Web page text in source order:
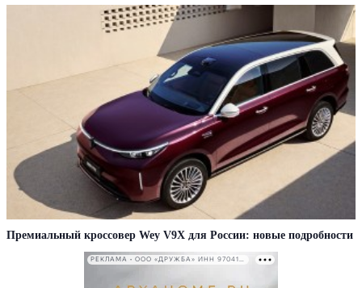
Премиальный кроссовер Wey V9X для России: новые подробности
РЕКЛАМА • ООО «ДРУЖБА» ИНН 9704146411